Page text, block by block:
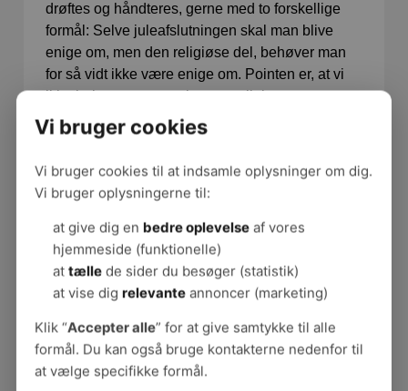
drøftes og håndteres, gerne med to forskellige
formål: Selve juleafslutningen skal man blive
enige om, men den religiøse del, behøver man
for så vidt ikke være enige om. Pointen er, at vi
forestillinger og politiske standpunkter, men kan
arbejde sammen, når vi respekterer hinandens
forskelligheder, som ikke betyder noget for vores
daglige fælles praksis. Vi kan også blive beriget
af at høre om og forstå, hvordan livet og døden
bliver opfattet og symboliseret i forskellige
religioner. Eller hvordan et politisk standpunkt
kan være forskelligt fra ens eget. Eller at man
holder med et andet fodboldhold. Den tolerance
verdensbillede og evne til at respektere
forskellighed og til at skabe enighed om den
konkrete gennemførelse af juleafslutningen på
Vi bruger cookies
Vi bruger cookies til at indsamle oplysninger om dig.
Vi bruger oplysningerne til:
at give dig en bedre oplevelseaf vores
hjemmeside (funktionelle)
at tællede sider du besøger (statistik)
at vise dig relevanteannoncer (marketing)
Klik “Accepter alle” for at give samtykke til alle
formål. Du kan også bruge kontakterne nedenfor til
at vælge specifikke formål.